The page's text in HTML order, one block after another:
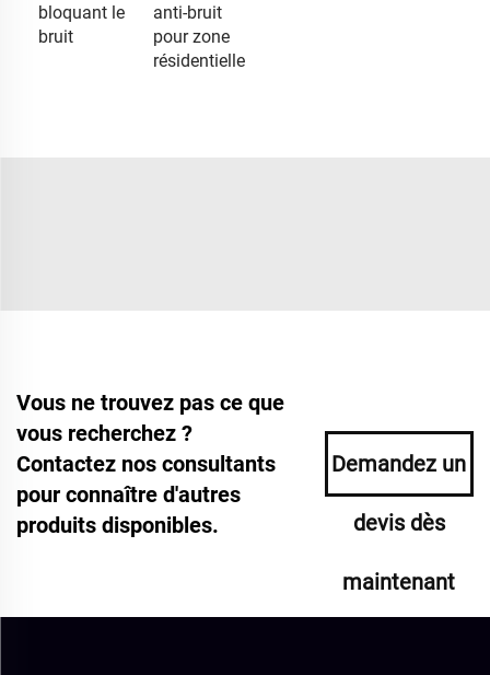
bloquant le
bruit
anti-bruit
pour zone
résidentielle
Vous ne trouvez pas ce que
vous recherchez ?
Contactez nos consultants
pour connaître d'autres
produits disponibles.
Demandez un
devis dès
maintenant